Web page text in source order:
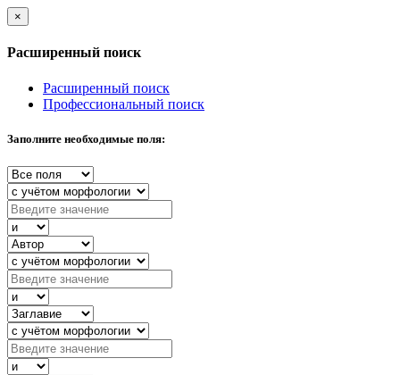
×
Расширенный поиск
Расширенный поиск
Профессиональный поиск
Заполните необходимые поля: